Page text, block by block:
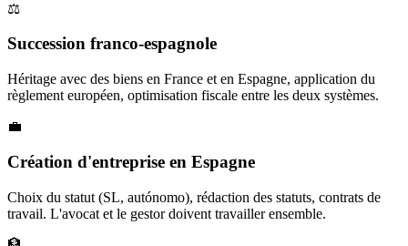
⚖️
Succession franco-espagnole
Héritage avec des biens en France et en Espagne, application du
règlement européen, optimisation fiscale entre les deux systèmes.
💼
Création d'entreprise en Espagne
Choix du statut (SL, autónomo), rédaction des statuts, contrats de
travail. L'avocat et le gestor doivent travailler ensemble.